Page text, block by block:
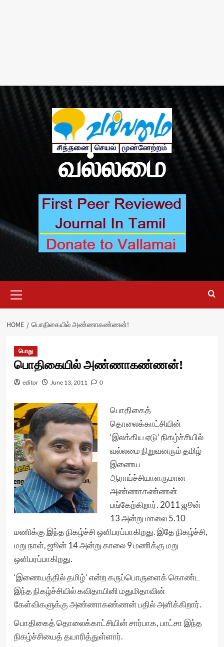
வல்லமை
Menu
HOME பொதிகையில் அண்ணாகண்ணன்!
பொது
பொதிகையில் அண்ணாகண்ணன்!
editor June 13, 2011 0
பொதிகைத்
தொலைக்காட்சியின்
‘இலக்கிய ஏடு’ நிகழ்ச்சியில்
வல்லமை நிறுவனரும் தமிழ்
இணைய
ஆராய்ச்சியாளருமான
அண்ணாகண்ணன்
பங்கேற்கிறார். 2011 ஜூன்
13 அன்று மாலை 5.10
மணிக்கு இந்த நிகழ்ச்சி ஒளிபரப்பாகிறது. இதே நிகழ்ச்சி,
மறு நாள், ஜூன் 14 அன்று காலை 9 மணிக்கு மறு
ஒளிபரப்பாகிறது.
‘இணையத்தில் தமிழ்’ என்ற கருப்பொருளைக் கொண்ட
இந்த நிகழ்ச்சியில் கவிதாயினி மதுமிதாவின்
கேள்விகளுக்கு அண்ணாகண்ணன் பதில் அளிக்கிறார்.
பொதிகைத் தொலைக்காட்சியின் சார்பாக, பாட்சா இந்த
நிகழ்ச்சியைத் தயாரித்துள்ளார்.